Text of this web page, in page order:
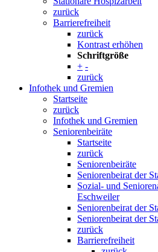
zurück
Barrierefreiheit
zurück
Kontrast erhöhen
Schriftgröße
+ -
zurück
Infothek und Gremien
Startseite
zurück
Infothek und Gremien
Seniorenbeiräte
Startseite
zurück
Seniorenbeiräte
Seniorenbeirat der
Sozial- und
Eschweiler
Seniorenbeirat der
Seniorenbeirat der
zurück
Barrierefreiheit